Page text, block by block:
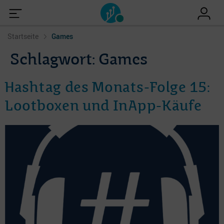
Startseite Games
Schlagwort: Games
Hashtag des Monats-Folge 15:
Lootboxen und InApp-Käufe